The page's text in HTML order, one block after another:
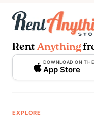
Rent Anything
DOWNLOAD ON THE
App Store
EXPLORE